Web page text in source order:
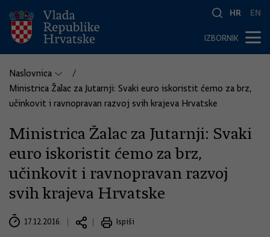
HR EN
IZBORNIK
Naslovnica
Ministrica Žalac za Jutarnji: Svaki euro iskoristit ćemo za brz,
učinkovit i ravnopravan razvoj svih krajeva Hrvatske
Ministrica Žalac za Jutarnji: Svaki
euro iskoristit ćemo za brz,
učinkovit i ravnopravan razvoj
svih krajeva Hrvatske
17.12.2016. Ispiši